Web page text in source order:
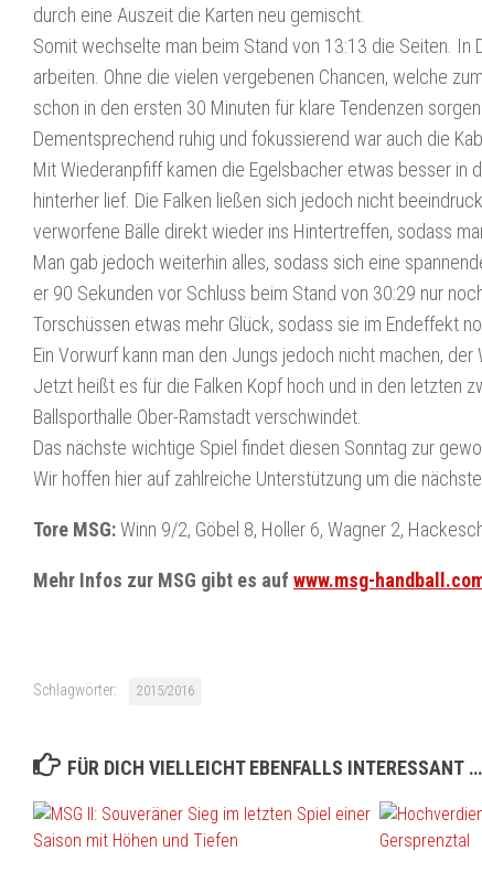
durch eine Auszeit die Karten neu gemischt.
Somit wechselte man beim Stand von 13:13 die Seiten.
arbeiten. Ohne die vielen vergebenen Chancen, welche
schon in den ersten 30 Minuten für klare Tendenzen sorgen
Dementsprechend ruhig und fokussierend war auch die
Mit Wiederanpfiff kamen die Egelsbacher etwas besser in
hinterher lief. Die Falken ließen sich jedoch nicht
verworfene Bälle direkt wieder ins Hintertreffen, sodass
Man gab jedoch weiterhin alles, sodass sich eine
er 90 Sekunden vor Schluss beim Stand von 30:29 nur
Torschüssen etwas mehr Glück, sodass sie im Endeffekt
Ein Vorwurf kann man den Jungs jedoch nicht machen,
Jetzt heißt es für die Falken Kopf hoch und in den letzten
Ballsporthalle Ober-Ramstadt verschwindet.
Das nächste wichtige Spiel findet diesen Sonntag zur
Wir hoffen hier auf zahlreiche Unterstützung um die
Tore MSG:Winn 9/2, Göbel 8, Holler 6, Wagner 2,
Mehr Infos zur MSG gibt es auf www.msg-
Schlagwörter: 2015/2016
FÜR DICH VIELLEICHT EBENFALLS INTERESSANT …